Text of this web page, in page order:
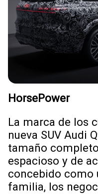
HorsePower
La marca de los
nueva SUV Audi
tamaño
espacioso y de
concebido como
familia, los